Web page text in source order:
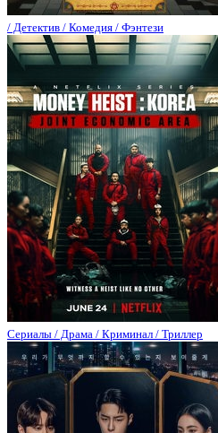
/ Детектив / Комедия / Фэнтези
Сериалы / Драма / Криминал / Триллер